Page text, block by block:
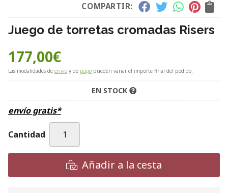
COMPARTIR:
Juego de torretas cromadas Risers
177,00€
Las modalidades de envío y de pago pueden variar el importe final del pedido.
EN STOCK
envío gratis*
Cantidad
Añadir a la cesta